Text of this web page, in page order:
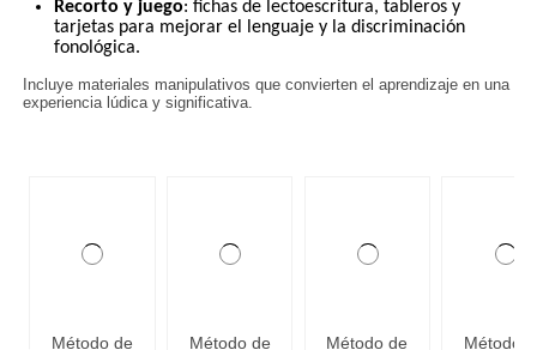
Recorto y juego: fichas de lectoescritura, tableros y
tarjetas para mejorar el lenguaje y la discriminación
fonológica.
Incluye materiales manipulativos que convierten el aprendizaje en una
experiencia lúdica y significativa.
Método de Método de Método de Método